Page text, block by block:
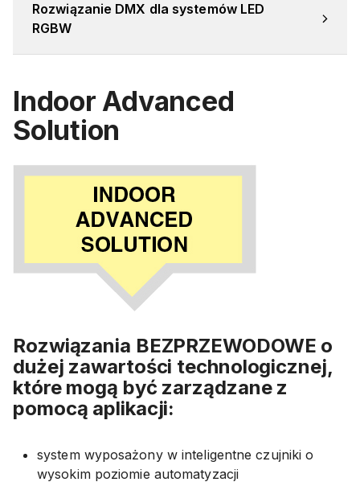
Rozwiązanie DMX dla systemów LED
RGBW
Indoor Advanced
Solution
Rozwiązania BEZPRZEWODOWE o
dużej zawartości technologicznej,
które mogą być zarządzane z
pomocą aplikacji:
system wyposażony w inteligentne czujniki o
wysokim poziomie automatyzacji